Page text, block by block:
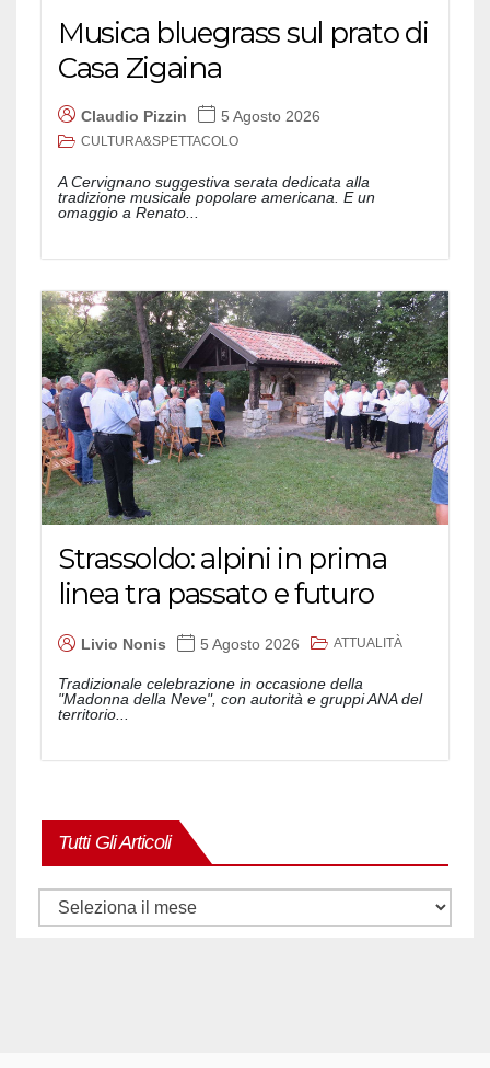
Musica bluegrass sul prato di
Casa Zigaina
Claudio Pizzin 5 Agosto 2026
CULTURA&SPETTACOLO
A Cervignano suggestiva serata dedicata alla
tradizione musicale popolare americana. E un
omaggio a Renato...
Strassoldo: alpini in prima
linea tra passato e futuro
Livio Nonis 5 Agosto 2026 ATTUALITÀ
Tradizionale celebrazione in occasione della
"Madonna della Neve", con autorità e gruppi ANA del
territorio...
Tutti Gli Articoli
Tutti